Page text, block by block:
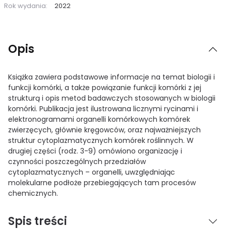
Rok wydania:
2022
Opis
Książka zawiera podstawowe informacje na temat biologii i
funkcji komórki, a także powiązanie funkcji komórki z jej
strukturą i opis metod badawczych stosowanych w biologii
komórki. Publikacja jest ilustrowana licznymi rycinami i
elektronogramami organelli komórkowych komórek
zwierzęcych, głównie kręgowców, oraz najważniejszych
struktur cytoplazmatycznych komórek roślinnych. W
drugiej części (rodz. 3-9) omówiono organizację i
czynności poszczególnych przedziałów
cytoplazmatycznych – organelli, uwzględniając
molekularne podłoże przebiegających tam procesów
chemicznych.
Spis treści